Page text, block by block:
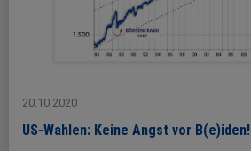
20.10.2020
US-Wahlen: Keine Angst vor B(e)iden!